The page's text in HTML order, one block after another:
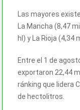
Las mayores
La Mancha (8,47
hl) y La Rioja (4,34
Entre el 1 de
exportaron 22,44
ránking que lidera
de hectolitros.